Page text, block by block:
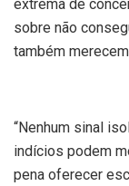
extrema de
sobre não
também
“Nenhum sinal
indícios podem
pena oferecer